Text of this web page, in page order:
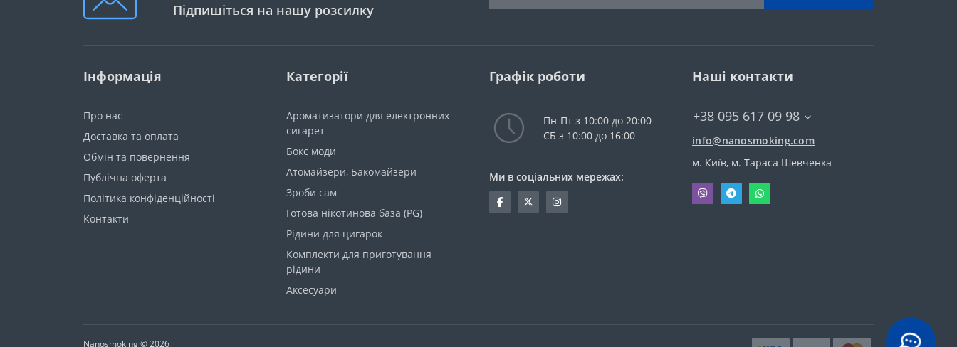
Підпишіться на нашу розсилку
Інформація
Про нас
Доставка та оплата
Обмін та повернення
Публічна оферта
Політика конфіденційності
Контакти
Категорії
Ароматизатори для електронних
сигарет
Бокс моди
Атомайзери, Бакомайзери
Зроби сам
Готова нікотинова база (PG)
Рідини для цигарок
Комплекти для приготування
рідини
Аксесуари
Графік роботи
Пн-Пт з 10:00 до 20:00
СБ з 10:00 до 16:00
Ми в соціальних мережах:
Наші контакти
+38 095 617 09 98
info@nanosmoking.com
м. Київ, м. Тараса Шевченка
Nanosmoking © 2026